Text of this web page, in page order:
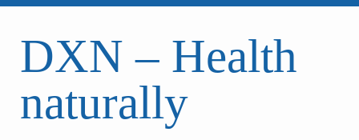
DXN – Health
naturally